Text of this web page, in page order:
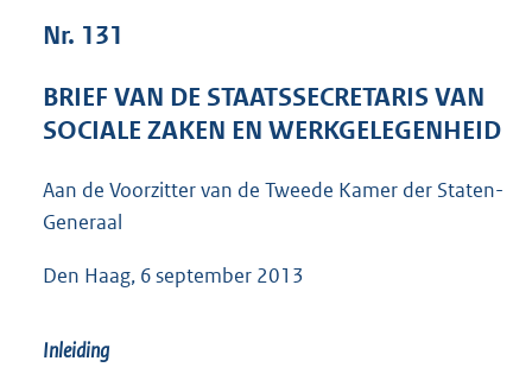
e
:
4
Nr. 131
BRIEF VAN DE STAATSSECRETARIS VAN
SOCIALE ZAKEN EN WERKGELEGENHEID
Aan de Voorzitter van de Tweede Kamer der Staten-
Generaal
Den Haag, 6 september 2013
Inleiding